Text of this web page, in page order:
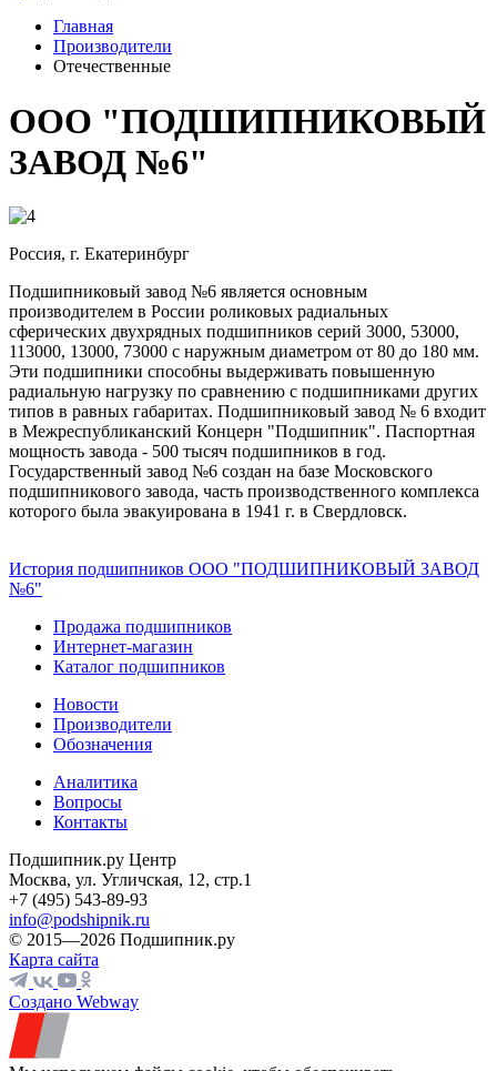
Главная
Производители
Отечественные
ООО "ПОДШИПНИКОВЫЙ
ЗАВОД №6"
Россия, г. Екатеринбург
Подшипниковый завод №6 является основным
производителем в России роликовых радиальных
сферических двухрядных подшипников серий 3000, 53000,
113000, 13000, 73000 с наружным диаметром от 80 до 180 мм.
Эти подшипники способны выдерживать повышенную
радиальную нагрузку по сравнению с подшипниками других
типов в равных габаритах. Подшипниковый завод № 6 входит
в Межреспубликанский Концерн "Подшипник". Паспортная
мощность завода - 500 тысяч подшипников в год.
Государственный завод №6 создан на базе Московского
подшипникового завода, часть производственного комплекса
которого была эвакуирована в 1941 г. в Свердловск.
История подшипников ООО "ПОДШИПНИКОВЫЙ ЗАВОД
№6"
Продажа подшипников
Интернет-магазин
Каталог подшипников
Новости
Производители
Обозначения
Аналитика
Вопросы
Контакты
Подшипник.ру Центр
Москва, ул. Угличская, 12, стр.1
+7 (495) 543-89-93
info@podshipnik.ru
© 2015—2026 Подшипник.ру
Карта сайта
Создано Webway